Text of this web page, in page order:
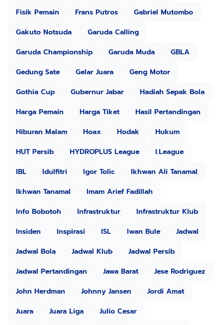
Fisik Pemain
Frans Putros
Gabriel Mutombo
Gakuto Notsuda
Garuda Calling
Garuda Championship
Garuda Muda
GBLA
Gedung Sate
Gelar Juara
Geng Motor
Gothia Cup
Gubernur Jabar
Hadiah Sepak Bola
Harga Pemain
Harga Tiket
Hasil Pertandingan
Hiburan Malam
Hoax Hodak
Hukum
HUT Persib
HYDROPLUS League
I.League
IBL
Idulfitri Igor Tolic
Ikhwan Ali Tanamal
Ikhwan Tanamal
Imam Arief Fadillah
Info Bobotoh
Infrastruktur
Infrastruktur Klub
Insiden
Inspirasi ISL Iwan Bule
Jadwal
Jadwal Bola
Jadwal Klub
Jadwal Persib
Jadwal Pertandingan
Jawa Barat
Jese Rodriguez
John Herdman
Johnny Jansen
Jordi Amat
Juara
Juara Liga
Julio Cesar